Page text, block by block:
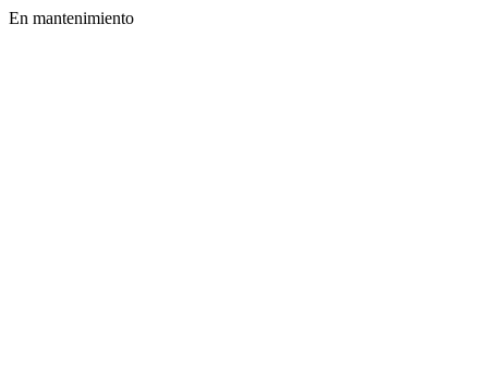
En mantenimiento